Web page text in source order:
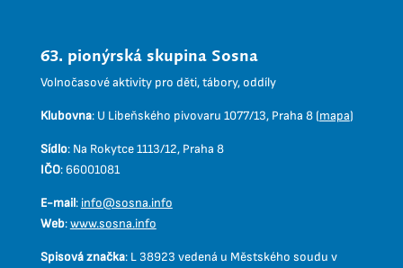
63. pionýrská skupina Sosna
Volnočasové aktivity pro děti, tábory, oddíly
Klubovna: U Libeňského pivovaru 1077/13, Praha 8 (mapa)
Sídlo: Na Rokytce 1113/12, Praha 8
IČO: 66001081
E-mail: info@sosna.info
Web:www.sosna.info
Spisová značka: L 38923 vedená u Městského soudu v